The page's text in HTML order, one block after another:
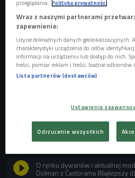
parkietu. Dywany cieszą się
- Oferta dywanów na rynku jest
wszelkich rozmiarów, standardowe
jest wielu producentów, którzy robą
różnorakie materiały, wzory - mówi
Castorama. - T
rendem panującym w
materiałów wracają do łask - dodaje.
POSŁUCHAJ
O rynku dywanów i aktualnej
Dolman z Castorama (Najlepszy
przeglądania. Polityka prywatności
Wraz z naszymi partnerami
zapewnienia:
Użycie dokładnych danych geolokalizacyjnych.
charakterystyki urządzenia do celów
informacji na urządzeniu lub dostęp do nich.
treści, pomiar reklam i treści, badnie odbiorców i
Lista partnerów (dostawców)
Ustawienia
Odrzucenie wszystkich